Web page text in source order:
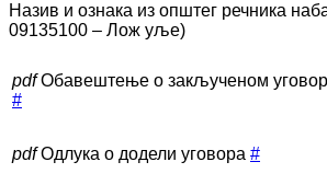
Назив и ознака из општег речника
09135100 – Лож уље)
pdf Обавештење о закљученом
#
pdf Одлука о додели уговора #